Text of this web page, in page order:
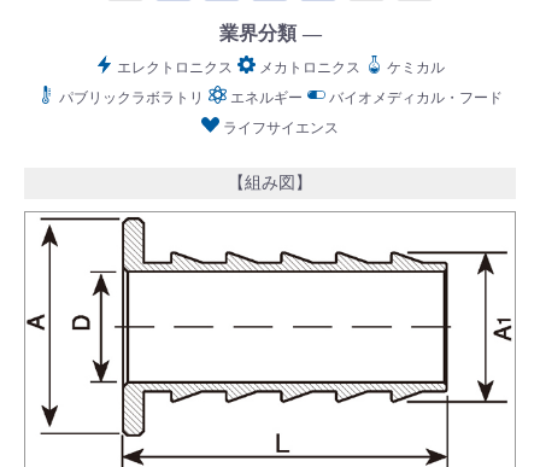
業界分類
エレクトロニクス メカトロニクス
ケミカル
パブリックラボラトリ
エネルギー
バイオメディカル・フード
ライフサイエンス
【組み図】